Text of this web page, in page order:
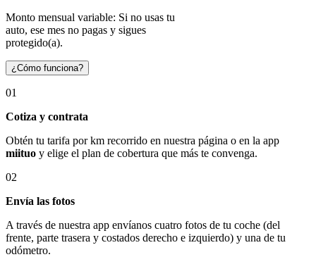
Monto mensual variable: Si no usas tu
auto, ese mes no pagas y sigues
protegido(a).
¿Cómo funciona?
01
Cotiza y contrata
Obtén tu tarifa por km recorrido en nuestra página o en la app
miituo y elige el plan de cobertura que más te convenga.
02
Envía las fotos
A través de nuestra app envíanos cuatro fotos de tu coche (del
frente, parte trasera y costados derecho e izquierdo) y una de tu
odómetro.